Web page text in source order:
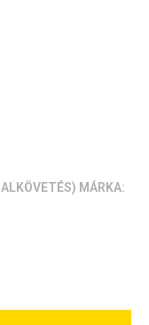
MÁRKA: